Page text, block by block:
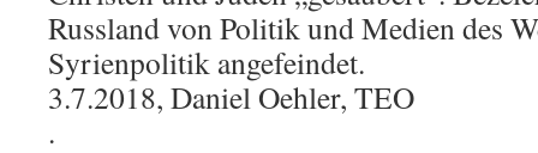
Russland von Politik und Medien des
Syrienpolitik angefeindet.
3.7.2018, Daniel Oehler, TEO
.